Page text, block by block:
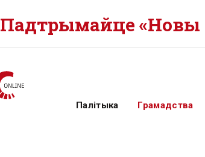
Падтрымайце «Новы
Палітыка Грамадства